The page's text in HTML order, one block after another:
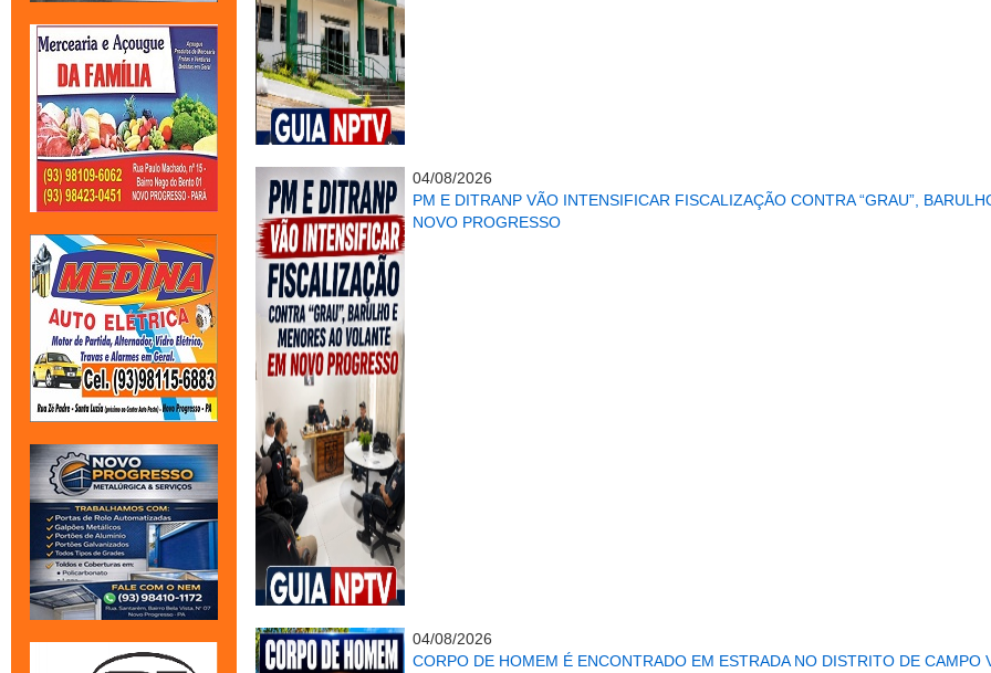
04/08/2026
PM E DITRANP VÃO INTENSIFICAR FISCALIZAÇÃO CONTRA “GRAU”,
NOVO PROGRESSO
04/08/2026
CORPO DE HOMEM É ENCONTRADO EM ESTRADA NO DISTRITO DE CAMPO